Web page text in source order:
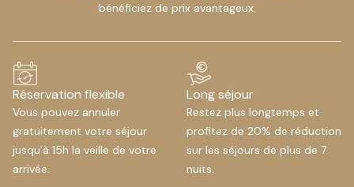
bénéficiez de prix avantageux.
Réservation flexible
Vous pouvez annuler
gratuitement votre séjour
jusqu'à 15h la veille de votre
arrivée.
Long séjour
Restez plus longtemps et
profitez de 20% de réduction
sur les séjours de plus de 7
nuits.